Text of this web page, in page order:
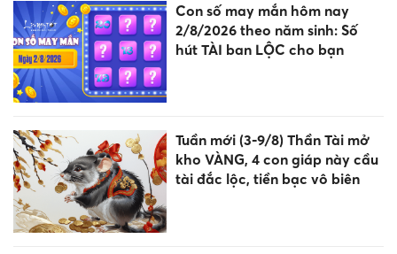
Con số may mắn hôm nay
2/8/2026 theo năm sinh: Số
hút TÀI ban LỘC cho bạn
Tuần mới (3-9/8) Thần Tài mở
kho VÀNG, 4 con giáp này cầu
tài đắc lộc, tiền bạc vô biên